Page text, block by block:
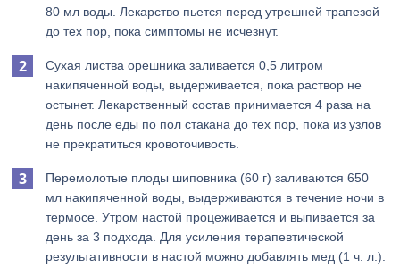
80 мл воды. Лекарство пьется перед утрешней трапезой
до тех пор, пока симптомы не исчезнут.
Сухая листва орешника заливается 0,5 литром
накипяченной воды, выдерживается, пока раствор не
остынет. Лекарственный состав принимается 4 раза на
день после еды по пол стакана до тех пор, пока из узлов
не прекратиться кровоточивость.
Перемолотые плоды шиповника (60 г) заливаются 650
мл накипяченной воды, выдерживаются в течение ночи в
термосе. Утром настой процеживается и выпивается за
день за 3 подхода. Для усиления терапевтической
результативности в настой можно добавлять мед (1 ч. л.).